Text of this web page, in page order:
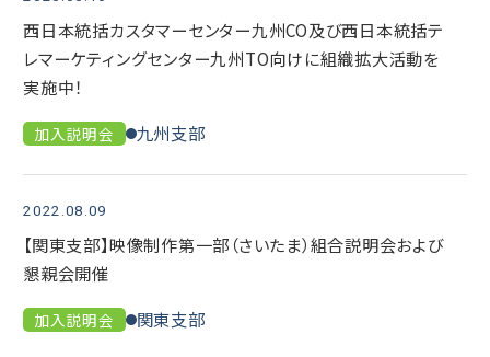
西日本統括カスタマーセンター九州CO及び西日本統括テ
レマーケティングセンター九州TO向けに組織拡大活動を
実施中！
加入説明会 九州支部
2022.08.09
【関東支部】映像制作第一部（さいたま）組合説明会および
懇親会開催
加入説明会 関東支部